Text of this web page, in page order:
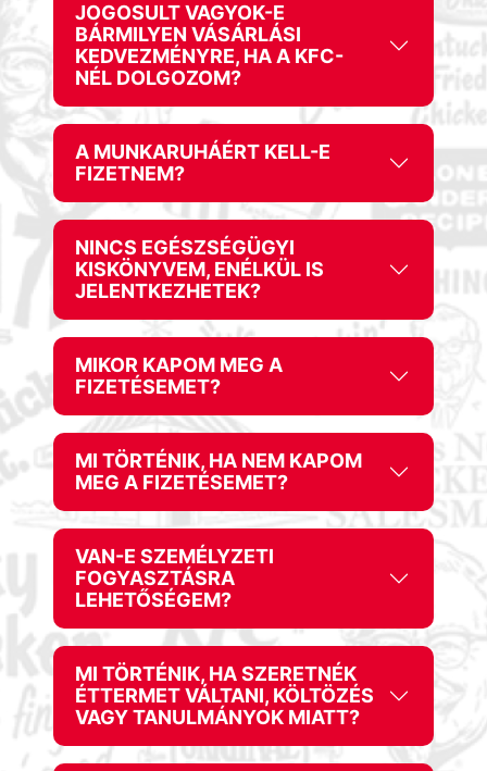
JOGOSULT VAGYOK-E
BÁRMILYEN VÁSÁRLÁSI
KEDVEZMÉNYRE, HA A KFC-
NÉL DOLGOZOM?
A MUNKARUHÁÉRT KELL-E
FIZETNEM?
NINCS EGÉSZSÉGÜGYI
KISKÖNYVEM, ENÉLKÜL IS
JELENTKEZHETEK?
MIKOR KAPOM MEG A
FIZETÉSEMET?
MI TÖRTÉNIK, HA NEM KAPOM
MEG A FIZETÉSEMET?
VAN-E SZEMÉLYZETI
FOGYASZTÁSRA
LEHETŐSÉGEM?
MI TÖRTÉNIK, HA SZERETNÉK
ÉTTERMET VÁLTANI, KÖLTÖZÉS
VAGY TANULMÁNYOK MIATT?